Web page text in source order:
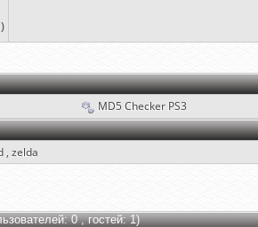
MD5 Checker PS3
, zelda
0 , гостей: 1)